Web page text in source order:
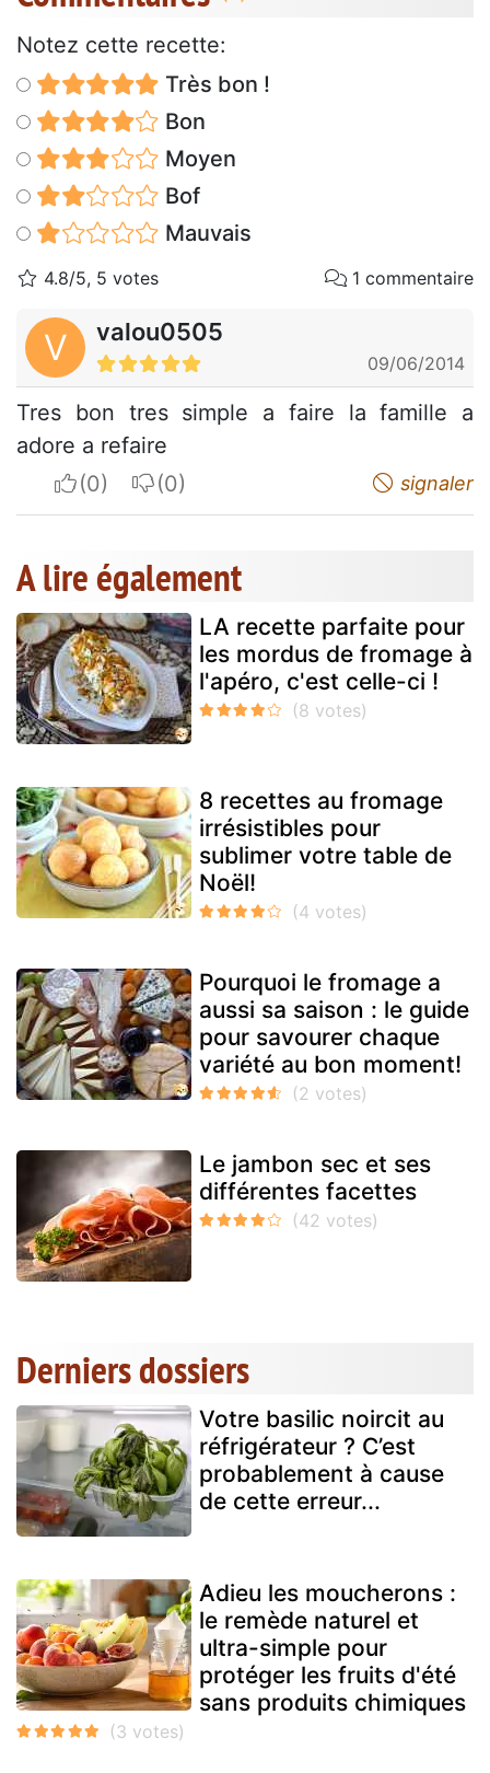
Notez cette recette:
Très bon !
Bon
Moyen
Bof
Mauvais
4.8/5, 5 votes 1 commentaire
V valou0505
09/06/2014
Tres bon tres simple a faire la famille a
adore a refaire
I apreciateI do not appreciate signaler
A lire également
LA recette parfaite pour
les mordus de fromage à
l'apéro, c'est celle-ci !
8 recettes au fromage
irrésistibles pour
sublimer votre table de
Noël!
Pourquoi le fromage a
aussi sa saison : le guide
pour savourer chaque
variété au bon moment!
Le jambon sec et ses
différentes facettes
Derniers dossiers
Votre basilic noircit au
réfrigérateur ? C’est
probablement à cause
de cette erreur...
Adieu les moucherons :
le remède naturel et
ultra-simple pour
protéger les fruits d'été
sans produits chimiques